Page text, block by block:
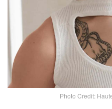
Photo Credit: